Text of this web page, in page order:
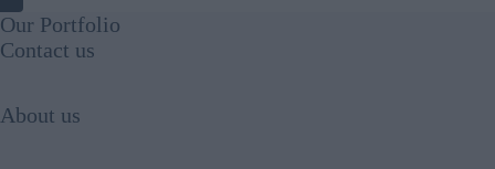
Our Portfolio
Contact us
About us